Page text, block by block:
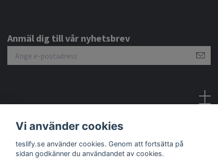
Anmäl dig till vår nyhetsbrev
Vi använder cookies
teslify.se använder cookies. Genom att fortsätta på
sidan godkänner du användandet av cookies.